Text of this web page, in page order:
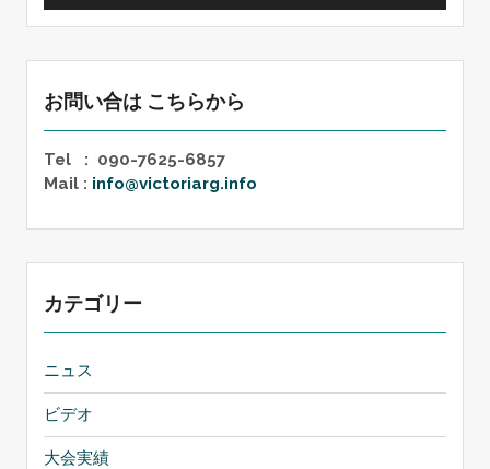
プ
ヤ
お問い合は こちらから
Tel : 090-7625-6857
Mail : info@victoriarg.info
カテゴリー
ニュス
ビデオ
大会実績